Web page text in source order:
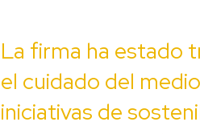
La firma ha estado
el cuidado del
iniciativas de